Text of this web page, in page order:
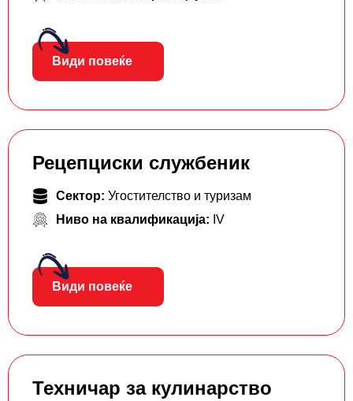
Види повеќе
Рецепциски службеник
Сектор: Угостителство и туризам
Ниво на квалификација: IV
Види повеќе
Техничар за кулинарство